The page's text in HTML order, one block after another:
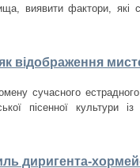
виявити фактори,
відображення
сучасного
пісенної культури
диригента-